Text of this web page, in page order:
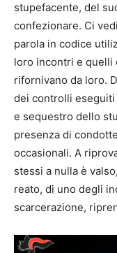
stupefacente, del
confezionare. Ci
parola in codice
loro incontri e quelli
rifornivano da loro.
dei controlli
e sequestro dello
presenza di
occasionali. A
stessi a nulla è
reato, di uno degli
scarcerazione,
V